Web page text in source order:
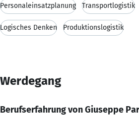
Personaleinsatzplanung Transportlogistik
Logisches Denken Produktionslogistik
Werdegang
Berufserfahrung von Giuseppe